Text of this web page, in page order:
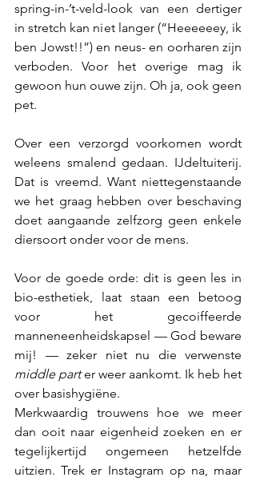
spring-in-’t-veld-look van een dertiger
in stretch kan niet langer (“Heeeeeey, ik
ben Jowst!!”) en neus- en oorharen zijn
verboden. Voor het overige mag ik
gewoon hun ouwe zijn. Oh ja, ook geen
pet.
Over een verzorgd voorkomen wordt
weleens smalend gedaan. IJdeltuiterij.
Dat is vreemd. Want niettegenstaande
we het graag hebben over beschaving
doet aangaande zelfzorg geen enkele
diersoort onder voor de mens.
Voor de goede orde: dit is geen les in
bio-esthetiek, laat staan een betoog
voor het gecoiffeerde
manneneenheidskapsel — God beware
middle part er weer aankomt. Ik heb het
over basishygiëne.
Merkwaardig trouwens hoe we meer
dan ooit naar eigenheid zoeken en er
tegelijkertijd ongemeen hetzelfde
uitzien. Trek er Instagram op na, maar